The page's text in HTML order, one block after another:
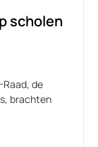
scholen
Raad, de
brachten